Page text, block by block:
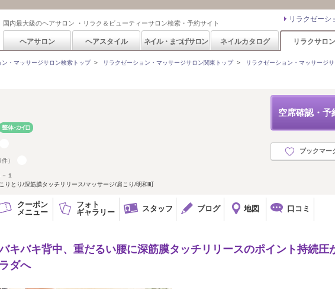
国内最大級のヘアサロン ・リラク＆ビューティーサロン検索・予約サイト リラクゼーシ
ヘアサロン ヘアスタイル ネイル・まつげサロン ネイルカタログ リラクサロン
ン・マッサージサロン検索トップ> リラクゼーション・マッサージサロン関東トップ>
リラクゼーション・マッサージ
空席確認・予
ブックマー
件）
１
り/深筋膜タッチリリース/マッサージ/肩こり/明和町
クーポン
メニュー
フォト
ギャラリー
スタッフ ブログ 地図 口コミ
キバキ背中、重だるい腰に深筋膜タッチリリースのポイント持続圧
ダへ